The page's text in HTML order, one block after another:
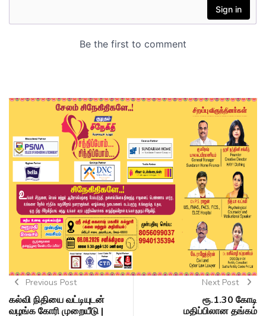
Previous Post
கல்வி நிதியை வட்டியுடன்
வழங்க கோரி முறையீடு |
Next Post
ரூ.1.30 கோடி
மதிப்பிலான தங்கம்